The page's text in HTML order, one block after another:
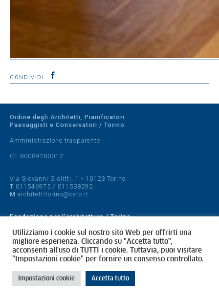
CONDIVIDI
Ordine degli Architetti, Pianificatori
Paesaggisti e Conservatori / Torino
Amministrazione trasparente
CF 80089280012
Via Giovanni Giolitti, 1 - 10123 Torino
T 011546975 / 011538292
M architettitorino@oato.it
Fondazione per l'architettura / Torino
Designed by quattrolinee.it
Cookie Policy
Privacy Policy
Utilizziamo i cookie sul nostro sito Web per offrirti una
migliore esperienza. Cliccando su "Accetta tutto",
acconsenti all'uso di TUTTI i cookie. Tuttavia, puoi visitare
"Impostazioni cookie" per fornire un consenso controllato.
Impostazioni cookie Accetta tutto